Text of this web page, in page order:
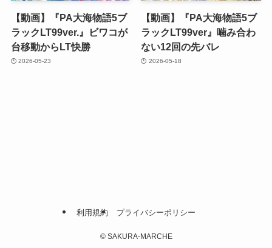
【動画】『PA大海物語5ブ
ラックLT99ver.』ビワコが
台移動からLT快勝
2026-05-23
【動画】『PA大海物語5ブ
ラックLT99ver』噛み合わ
ない12回の先バレ
2026-05-18
利用規約 プライバシーポリシー
©SAKURA-MARCHE